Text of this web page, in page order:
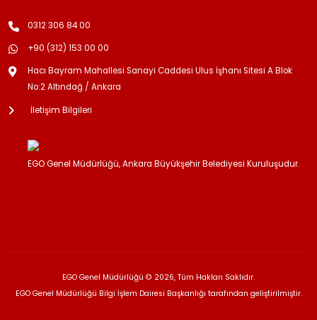
0312 306 84 00
+90 (312) 153 00 00
Hacı Bayram Mahallesi Sanayi Caddesi Ulus İşhanı Sitesi A Blok
No:2 Altındağ / Ankara
İletişim Bilgileri
EGO Genel Müdürlüğü, Ankara Büyükşehir Belediyesi Kuruluşudur.
EGO Genel Müdürlüğü © 2026, Tüm Hakları Saklıdır.
EGO Genel Müdürlüğü Bilgi İşlem Dairesi Başkanlığı tarafından geliştirilmiştir.